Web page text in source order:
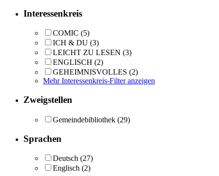
Interessenkreis
COMIC (5)
ICH & DU (3)
LEICHT ZU LESEN (3)
ENGLISCH (2)
GEHEIMNISVOLLES (2)
Mehr Interessenkreis-Filter anzeigen
Zweigstellen
Gemeindebibliothek (29)
Sprachen
Deutsch (27)
Englisch (2)